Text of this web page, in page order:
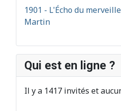
1901 - L'Écho du
Martin
Qui est en ligne ?
Il y a 1417 invités et